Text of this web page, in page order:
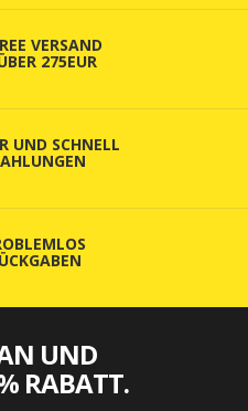
VERSAND
275EUR
UND SCHNELL
UND
RABATT.